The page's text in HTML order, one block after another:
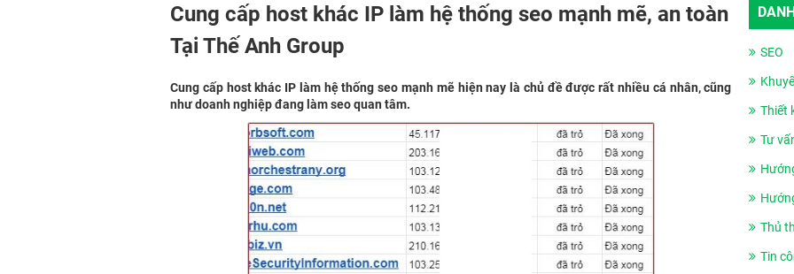
Cung cấp host khác IP làm hệ thống seo mạnh mẽ, an toàn
Tại Thế Anh Group
Cung cấp host khác IP làm hệ thống seo mạnh mẽ hiện nay là chủ đề được rất nhiều cá nhân, cũng
như doanh nghiệp đang làm seo quan tâm.
SEO
Thiết
Tư
Thủ
Tin